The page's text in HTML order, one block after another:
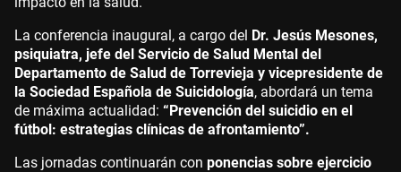
La conferencia inaugural, a cargo del Dr. Jesús Mesones,
psiquiatra, jefe del Servicio de Salud Mental del
Departamento de Salud de Torrevieja y vicepresidente de
la Sociedad Española de Suicidología, abordará un tema
de máxima actualidad: “Prevención del suicidio en el
fútbol: estrategias clínicas de afrontamiento”.
Las jornadas continuarán con ponencias sobre ejercicio